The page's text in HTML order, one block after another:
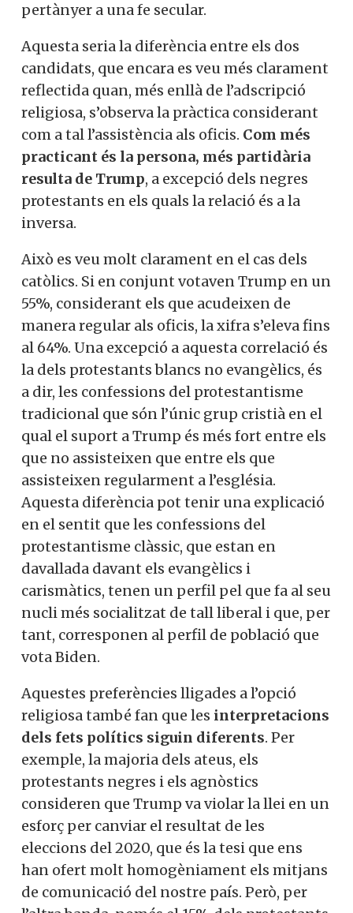
pertànyer a una fe secular.
Aquesta seria la diferència entre els dos
candidats, que encara es veu més clarament
reflectida quan, més enllà de l’adscripció
religiosa, s’observa la pràctica considerant
com a tal l’assistència als oficis. Com més
practicant és la persona, més partidària
resulta de Trump, a excepció dels negres
protestants en els quals la relació és a la
inversa.
Això es veu molt clarament en el cas dels
catòlics. Si en conjunt votaven Trump en un
55%, considerant els que acudeixen de
manera regular als oficis, la xifra s’eleva fins
al 64%. Una excepció a aquesta correlació és
la dels protestants blancs no evangèlics, és
a dir, les confessions del protestantisme
tradicional que són l’únic grup cristià en el
qual el suport a Trump és més fort entre els
que no assisteixen que entre els que
assisteixen regularment a l’església.
Aquesta diferència pot tenir una explicació
en el sentit que les confessions del
protestantisme clàssic, que estan en
davallada davant els evangèlics i
carismàtics, tenen un perfil pel que fa al seu
nucli més socialitzat de tall liberal i que, per
tant, corresponen al perfil de població que
vota Biden.
Aquestes preferències lligades a l’opció
religiosa també fan que les interpretacions
dels fets polítics siguin diferents. Per
exemple, la majoria dels ateus, els
protestants negres i els agnòstics
consideren que Trump va violar la llei en un
esforç per canviar el resultat de les
eleccions del 2020, que és la tesi que ens
han ofert molt homogèniament els mitjans
de comunicació del nostre país. Però, per